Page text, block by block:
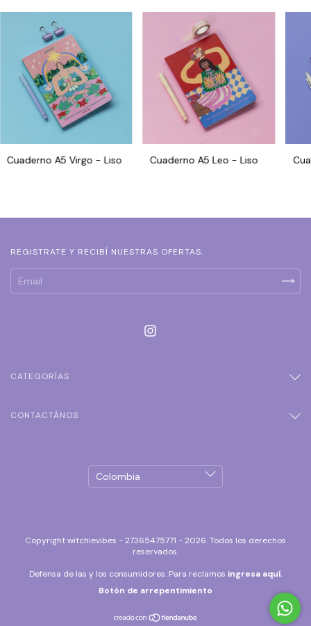
Cuaderno A5 Virgo - Liso Cuaderno A5 Leo - Liso
REGISTRATE Y RECIBÍ NUESTRAS OFERTAS.
CATEGORÍAS
CONTACTÁNOS
Copyright witchievibes - 27365475771 - 2026. Todos los derechos
reservados.
Defensa de las y los consumidores. Para reclamos ingresa aquí.
Botón de arrepentimiento